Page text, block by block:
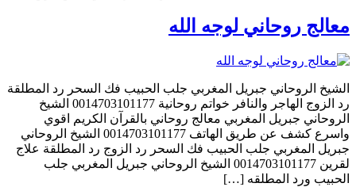
معالج روحاني لوجه الله
الشيخ الروحاني جبريل المغربي جلب الحبيب فك السحر رد المطلقة
رد الزوج الهاجر والنافر خواتم روحانية 0014703101177 الشيخ
الروحاني جبريل المغربي معالج روحاني بالقرآن الكريم اقوي
واسرع كشف عن طريق الهاتف 0014703101177 الشيخ الروحاني
جبريل المغربي جلب الحبيب فك السحر رد الزوج رد المطلقة علاج
لقرين 0014703101177 الشيخ الروحاني جبريل المغربي جلب
الحبيب ورد المطلقه […]